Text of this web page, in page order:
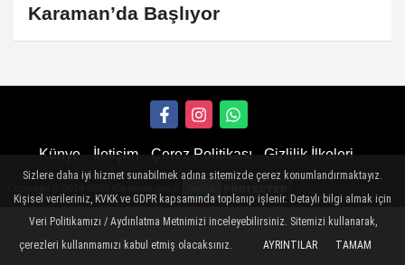
Karaman’da Başlıyor
Künye İletişim Çerez Politikası Gizlilik İlkeleri
Sizlere daha iyi hizmet sunabilmek adına sitemizde çerez konumlandırmaktayız.
Kişisel verileriniz, KVKK ve GDPR kapsamında toplanıp işlenir. Detaylı bilgi almak için
Veri Politikamızı / Aydınlatma Metnimizi inceleyebilirsiniz. Sitemizi kullanarak,
çerezleri kullanmamızı kabul etmiş olacaksınız.
AYRINTILAR TAMAM